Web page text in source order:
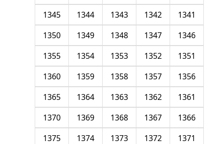
1341
1342
1343
1344
1345
1346
1347
1348
1349
1350
1351
1352
1353
1354
1355
1356
1357
1358
1359
1360
1361
1362
1363
1364
1365
1366
1367
1368
1369
1370
1371
1372
1373
1374
1375